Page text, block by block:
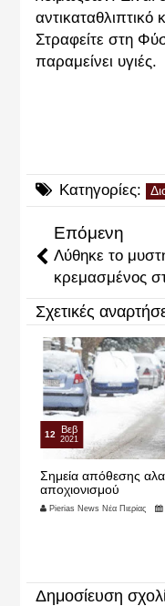
Στραφείτε στη
παραμείνει υγιές.
Κατηγορίες:
Επόμενη
Λύθηκε το
κρεμασμένος
Σχετικές
12 Βεβ
2021
Σημεία απόθεσης
αποχιονισμού
Pierias News Νέα Πιερίας
Δημοσίευση